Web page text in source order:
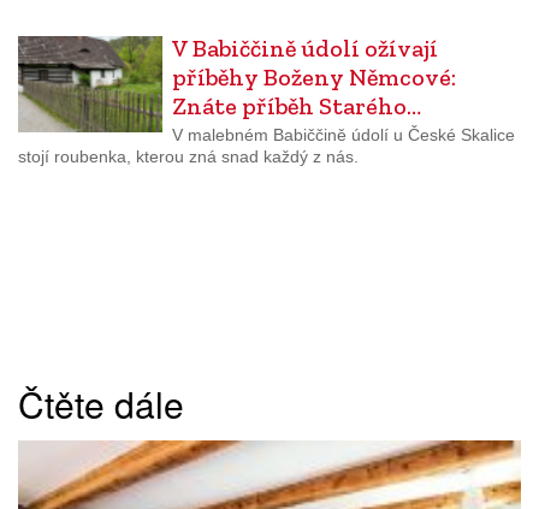
V Babiččině údolí ožívají
příběhy Boženy Němcové:
Znáte příběh Starého…
V malebném Babiččině údolí u České Skalice
stojí roubenka, kterou zná snad každý z nás.
Čtěte dále